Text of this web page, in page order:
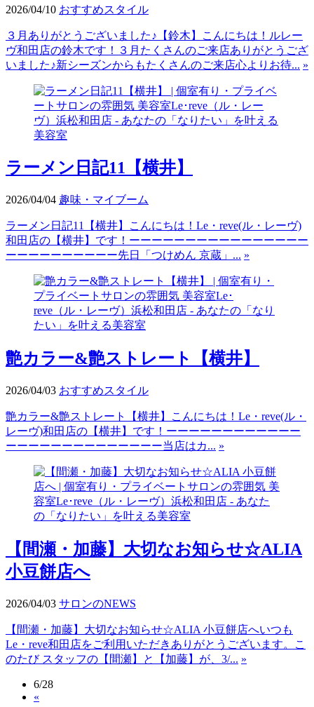
2026/04/10 おすすめスタイル
３月ありがとうございました♪【鈴木】こんにちは！ルレー
ヴ和田店の鈴木です！３月たくさんのご来店ありがとうござ
いました♪新シーズンからもたくさんのご来店心よりお待... »
ラーメン日記11【横井】
2026/04/04 趣味・マイブーム
ラーメン日記11【横井】こんにちは！Le・reve(ル・レーヴ)
和田店の【横井】です！ーーーーーーーーーーーーーーーー
ーーーーーーーーーー先日「つけめん 京蔵」... »
艶カラー&艶ストレート【横井】
2026/04/03 おすすめスタイル
艶カラー&艶ストレート【横井】こんにちは！Le・reve(ル・
レーヴ)和田店の【横井】です！ーーーーーーーーーーーー
ーーーーーーーーーーーーーー当店はカ... »
【間瀬・加藤】大切なお知らせ☆ALIA
小豆餅店へ
2026/04/03 サロンのNEWS
【間瀬・加藤】大切なお知らせ☆ALIA 小豆餅店へいつも
Le・reve和田店をご利用いただきありがとうございます。こ
のたび スタッフの【間瀬】と【加藤】が、3/... »
6/28
«